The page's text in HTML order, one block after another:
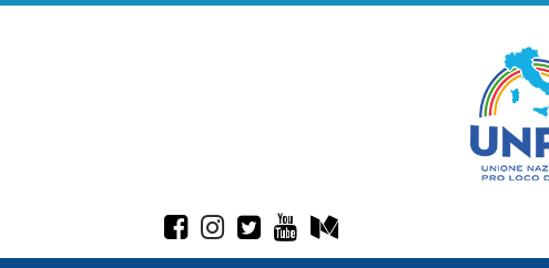
Skip
fab fa-facebook-square
fab fa-instagram
fab fa-twitter-square
fab fa-youtube